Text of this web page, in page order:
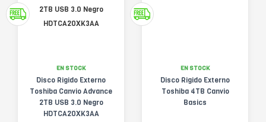
EN STOCK
Disco Rigido Externo
Toshiba Canvio Advance
2TB USB 3.0 Negro
HDTCA20XK3AA
EN STOCK
Disco Rigido Externo
Toshiba 4TB Canvio
Basics